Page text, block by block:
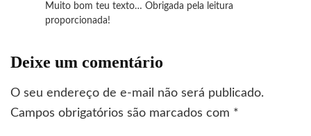
Muito bom teu texto… Obrigada pela leitura
proporcionada!
Deixe um comentário
O seu endereço de e-mail não será publicado.
Campos obrigatórios são marcados com *